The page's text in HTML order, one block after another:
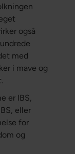
også
med
i mave og
er IBS,
eller
for
og